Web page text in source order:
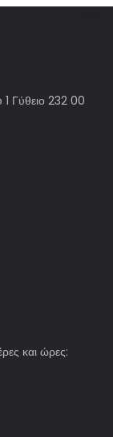
Γύθειο 232 00
και ώρες: